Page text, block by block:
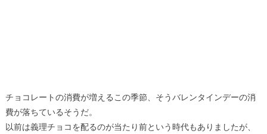
チョコレートの消費が増えるこの季節、そうバレンタインデーの消
費が落ちているそうだ。
以前は義理チョコを配るのが当たり前という時代もありましたが、